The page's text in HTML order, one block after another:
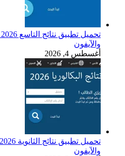
والآيفون
أغسطس 4, 2026
والآيفون